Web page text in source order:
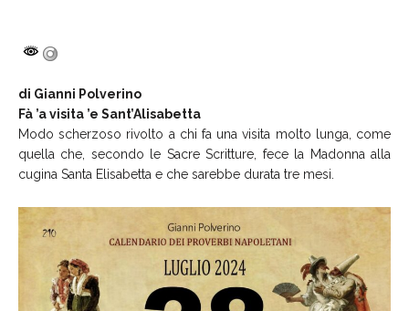
di Gianni Polverino
Fà ’a visita ’e Sant’Alisabetta
Modo scherzoso rivolto a chi fa una visita molto lunga, come
quella che, secondo le Sacre Scritture, fece la Madonna alla
cugina Santa Elisabetta e che sarebbe durata tre mesi.